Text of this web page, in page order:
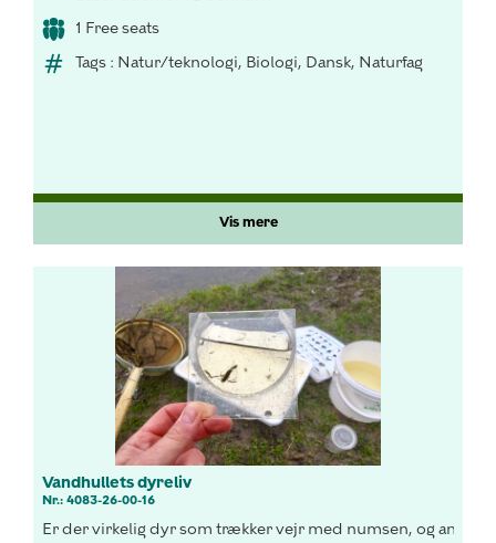
1 Free seats
Tags : Natur/teknologi, Biologi, Dansk, Naturfag
Vis mere
Vandhullets dyreliv
Nr.: 4083-26-00-16
Er der virkelig dyr som trækker vejr med numsen, og andre